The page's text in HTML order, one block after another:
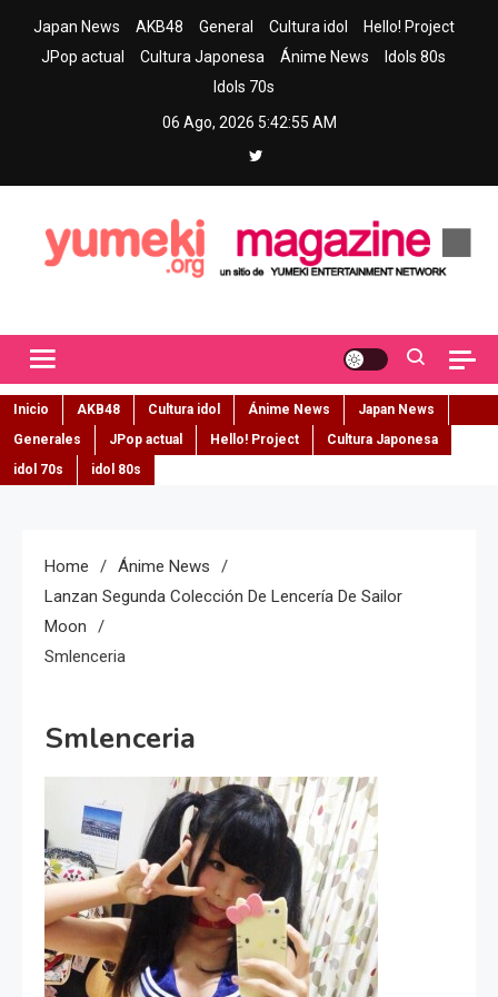
Japan News AKB48 General Cultura idol
Hello! Project
JPop actual
Cultura Japonesa Ánime News
Idols 80s
Idols 70s
06 Ago, 2026 5:42:56 AM
Inicio AKB48 Cultura idol Ánime News
Japan News
Generales
JPop actual Hello! Project
Cultura Japonesa
idol 70s
idol 80s
Home
Ánime News
Lanzan Segunda Colección De Lencería De Sailor
Moon
Smlenceria
Smlenceria